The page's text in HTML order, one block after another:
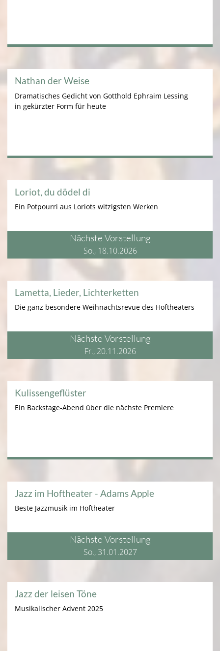
Jazz der leisen Töne
Musikalischer Advent 2025
Jazz im Hoftheater - Adams Apple
Beste Jazzmusik im Hoftheater
Nächste Vorstellung
So., 31.01.2027
Kulissengeflüster
Ein Backstage-Abend über die nächste Premiere
Lametta, Lieder, Lichterketten
Die ganz besondere Weihnachtsrevue des Hoftheaters
Nächste Vorstellung
Fr., 20.11.2026
Loriot, du dödel di
Ein Potpourri aus Loriots witzigsten Werken
Nächste Vorstellung
So., 18.10.2026
Nathan der Weise
Dramatisches Gedicht von Gotthold Ephraim Lessing
in gekürzter Form für heute